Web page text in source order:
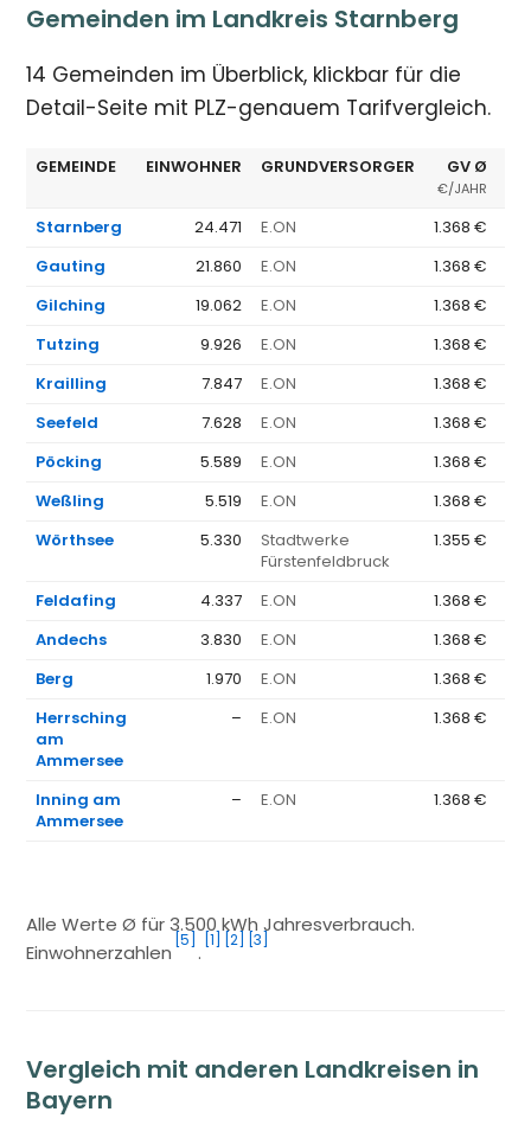
Gemeinden im Landkreis Starnberg
14 Gemeinden im Überblick, klickbar für die
Detail-Seite mit PLZ-genauem Tarifvergleich.
GEMEINDE EINWOHNER GRUNDVERSORGER GV Ø
€/JAHR
Starnberg 24.471 E.ON
1.368 €
Gauting
21.860 E.ON
1.368 €
Gilching
19.062 E.ON
1.368 €
Tutzing
9.926 E.ON
1.368 €
Krailling
7.847 E.ON
1.368 €
Seefeld
7.628 E.ON
1.368 €
Pöcking
5.589 E.ON
1.368 €
Weßling
5.519 E.ON
1.368 €
Wörthsee
5.330
Stadtwerke
Fürstenfeldbruck
1.355 €
Feldafing 4.337 E.ON
1.368 €
Andechs
3.830 E.ON
1.368 €
Berg
1.970 E.ON
1.368 €
Herrsching
am
Ammersee
– E.ON 1.368 €
Inning am
Ammersee
– E.ON 1.368 €
Alle Werte Ø für 3.500 kWh Jahresverbrauch.
Einwohnerzahlen
[5]
.
[1] [2] [3]
Vergleich mit anderen Landkreisen in
Bayern